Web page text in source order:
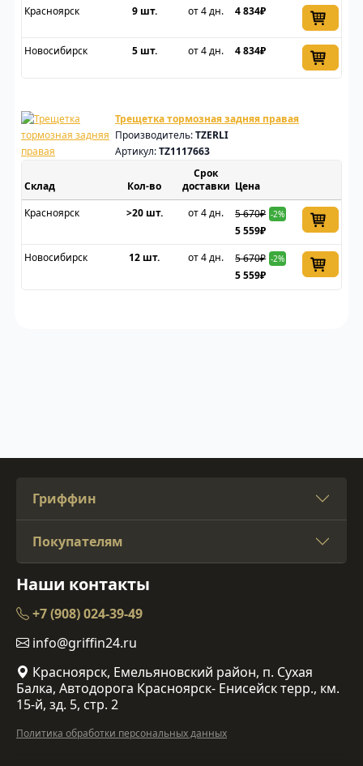
Красноярск
9 шт. от 4 дн. 4 834₽
Новосибирск 5 шт. от 4 дн. 4 834₽
Трещетка тормозная задняя правая
Производитель:TZERLI
Артикул:TZ1117663
Склад
Срок
доставки Цена
Красноярск
>20 шт. от 4 дн. 5 670₽ -2%
5 559₽
Новосибирск
12 шт. от 4 дн. 5 670₽ -2%
5 559₽
Гриффин
Покупателям
Наши контакты
+7 (908) 024-39-49
info@griffin24.ru
Красноярск, Емельяновский район, п. Сухая
Балка, Автодорога Красноярск- Енисейск терр., км.
15-й, зд. 5, стр. 2
Политика обработки персональных данных